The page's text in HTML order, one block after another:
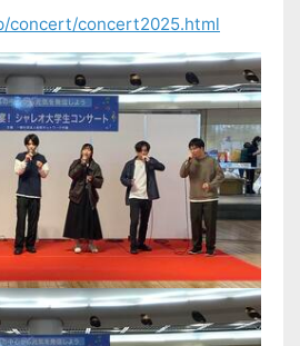
concert/concert2025.html